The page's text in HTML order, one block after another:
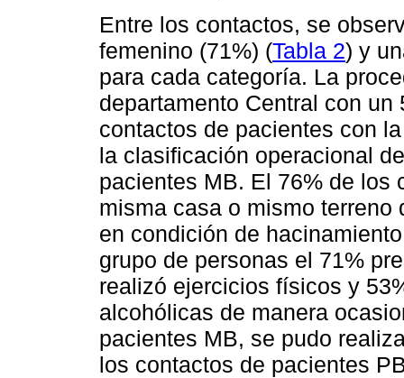
Entre los contactos, se
femenino (71%) (Tabla 2) y
para cada categoría. La
departamento Central con
contactos de pacientes con
la clasificación operacional
pacientes MB. El 76% de los
misma casa o mismo
en condición de
grupo de personas el 71%
realizó ejercicios físicos y
alcohólicas de manera
pacientes MB, se pudo
los contactos de pacientes